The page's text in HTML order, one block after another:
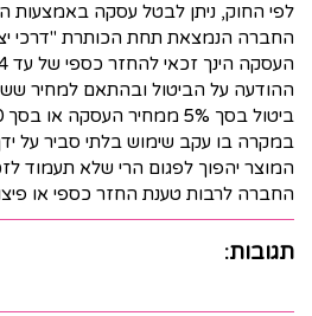
לפי החוק, ניתן לבטל עסקה באמצעות
החברה הנמצאת תחת הכותרת "דרכי
ההודעה על הביטול ובהתאם למחיר
ביטול בסך 5% ממחיר העסקה או בסך 100 ₪ - הנמוך מבניהם.
במקרה בו עקב שימוש בלתי סביר על
המוצר יהפוך לפגום הרי שלא תעמוד
החברה לרבות טענת החזר כספי או
תגובות: